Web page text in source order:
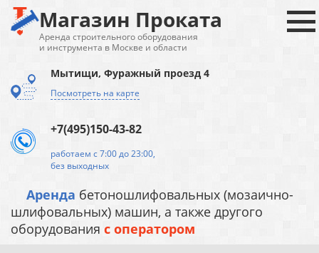
Магазин Проката
Аренда строительного оборудования
и инструмента в Москве и области
Мытищи, Фуражный проезд 4
Посмотреть на карте
+7(495)150-43-82
работаем с 7:00 до 23:00,
без выходных
Аренда бетоношлифовальных (мозаично-
шлифовальных) машин, а также другого
оборудования с оператором